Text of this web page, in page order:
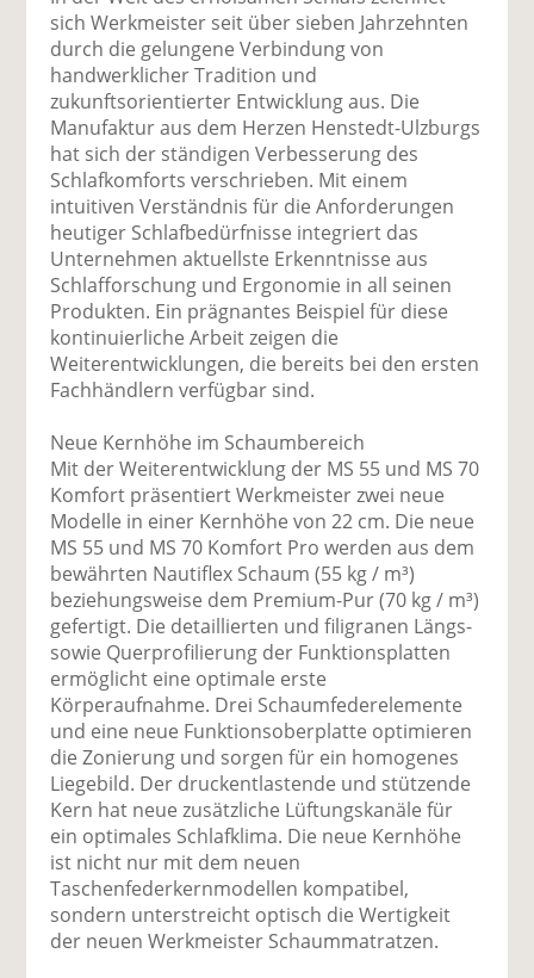
F
ac
b
o
o
k
te
il
e
n
tt Li
e
di
n
il
e
n
E
v
n
n
ck
sich Werkmeister seit über sieben Jahrzehnten
durch die gelungene Verbindung von
handwerklicher Tradition und
zukunftsorientierter Entwicklung aus. Die
Manufaktur aus dem Herzen Henstedt-Ulzburgs
hat sich der ständigen Verbesserung des
Schlafkomforts verschrieben. Mit einem
intuitiven Verständnis für die Anforderungen
heutiger Schlafbedürfnisse integriert das
Unternehmen aktuellste Erkenntnisse aus
Schlafforschung und Ergonomie in all seinen
Produkten. Ein prägnantes Beispiel für diese
kontinuierliche Arbeit zeigen die
Weiterentwicklungen, die bereits bei den ersten
Fachhändlern verfügbar sind.
Neue Kernhöhe im Schaumbereich
Mit der Weiterentwicklung der MS 55 und MS 70
Komfort präsentiert Werkmeister zwei neue
Modelle in einer Kernhöhe von 22 cm. Die neue
MS 55 und MS 70 Komfort Pro werden aus dem
bewährten Nautiflex Schaum (55 kg / m³)
beziehungsweise dem Premium-Pur (70 kg / m³)
gefertigt. Die detaillierten und filigranen Längs-
sowie Querprofilierung der Funktionsplatten
ermöglicht eine optimale erste
Körperaufnahme. Drei Schaumfederelemente
und eine neue Funktionsoberplatte optimieren
die Zonierung und sorgen für ein homogenes
Liegebild. Der druckentlastende und stützende
Kern hat neue zusätzliche Lüftungskanäle für
ein optimales Schlafklima. Die neue Kernhöhe
ist nicht nur mit dem neuen
Taschenfederkernmodellen kompatibel,
sondern unterstreicht optisch die Wertigkeit
der neuen Werkmeister Schaummatratzen.